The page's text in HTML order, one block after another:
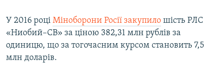
У 2016 році Міноборони Росії закупило шість РЛС
«Ниобий–СВ» за ціною 382,31 млн рублів за
одиницю, що за тогочасним курсом становить 7,5
млн доларів.